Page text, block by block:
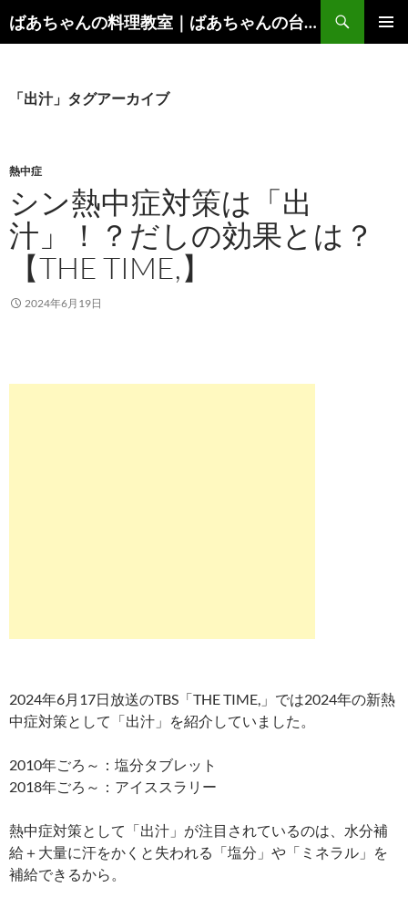
ン
キ
プ
ばあちゃんの料理教室｜ばあちゃんの台所から学ぶ、食と健康の知恵
索
「出汁」タグアーカイブ
熱中症
シン熱中症対策は「出
汁」！？だしの効果とは？
【THE TIME,】
2024年6月19日
2024年6月17日放送のTBS「THE TIME,」では2024年の新熱
中症対策として「出汁」を紹介していました。
2010年ごろ～：塩分タブレット
2018年ごろ～：アイススラリー
熱中症対策として「出汁」が注目されているのは、水分補
給＋大量に汗をかくと失われる「塩分」や「ミネラル」を
補給できるから。